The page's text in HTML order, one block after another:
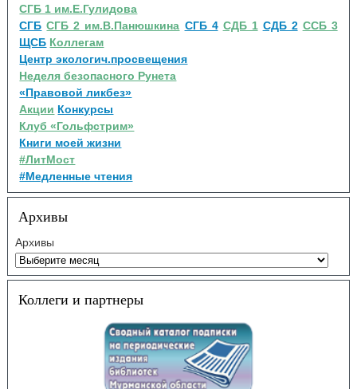
СГБ 1 им.Е.Гулидова
СГБ СГБ 2 им.В.Панюшкина СГБ 4 СДБ 1 СДБ 2 ССБ 3
ЩСБ Коллегам
Центр экологич.просвещения
Неделя безопасного Рунета
«Правовой ликбез»
Акции Конкурсы
Клуб «Гольфстрим»
Книги моей жизни
#ЛитМост
#Медленные чтения
Архивы
Архивы
Коллеги и партнеры